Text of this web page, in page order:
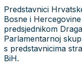
Predstavnici
Bosne i
predsjednikom
Parlamentarnoj
s predstavnicima
BiH.